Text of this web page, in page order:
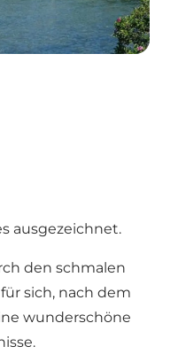
ausgezeichnet.
den schmalen
sich, nach dem
wunderschöne